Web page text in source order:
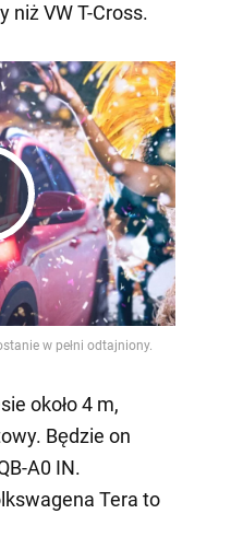
niż VW T-Cross.
około 4 m,
Będzie on
A0 IN.
Tera to